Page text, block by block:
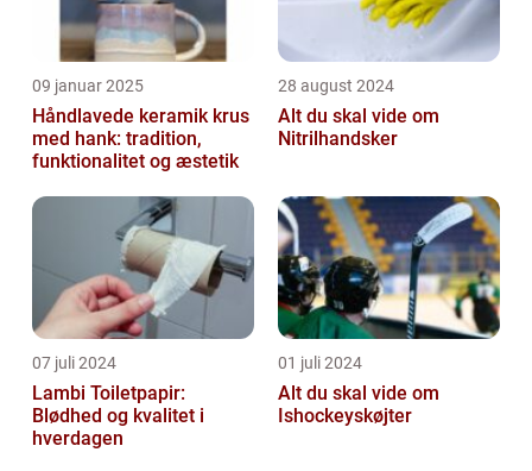
09 januar 2025
Håndlavede keramik krus
med hank: tradition,
funktionalitet og æstetik
28 august 2024
Alt du skal vide om
Nitrilhandsker
07 juli 2024
Lambi Toiletpapir:
Blødhed og kvalitet i
hverdagen
01 juli 2024
Alt du skal vide om
Ishockeyskøjter